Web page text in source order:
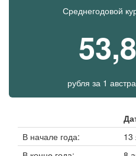
Среднегодовой
рубля за 1
В начале года:
13